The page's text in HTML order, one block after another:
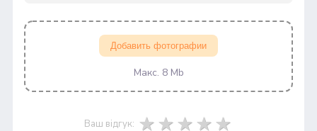
Добавить фотографии
Макс. 8 Mb
Ваш відгук: